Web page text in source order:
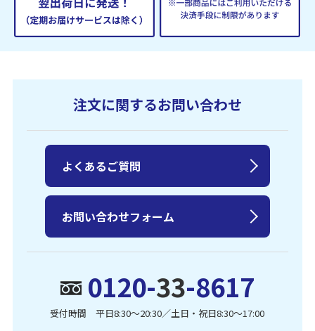
注文に関するお問い合わせ
0120-33-8617
受付時間 平日8:30〜20:30／土日・祝日8:30〜17:00
よくあるご質問
お問い合わせフォーム